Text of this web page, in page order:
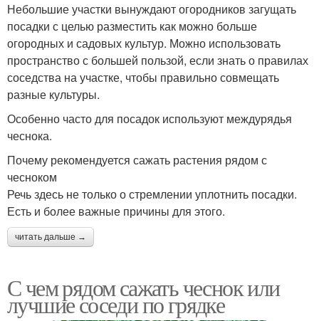
Небольшие участки вынуждают огородников загущать
посадки с целью разместить как можно больше
огородных и садовых культур. Можно использовать
пространство с большей пользой, если знать о правилах
соседства на участке, чтобы правильно совмещать
разные культуры.
Особенно часто для посадок используют междурядья
чеснока.
Почему рекомендуется сажать растения рядом с
чесноком
Речь здесь не только о стремлении уплотнить посадки.
Есть и более важные причины для этого.
читать дальше →
С чем рядом сажать чеснок или
лучшие соседи по грядке